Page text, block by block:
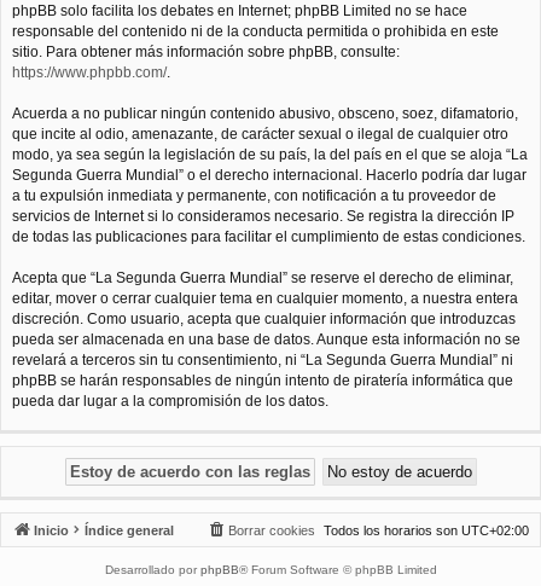
phpBB solo facilita los debates en Internet; phpBB Limited no se hace
responsable del contenido ni de la conducta permitida o prohibida en este
sitio. Para obtener más información sobre phpBB, consulte:
https://www.phpbb.com/.
Acuerda a no publicar ningún contenido abusivo, obsceno, soez, difamatorio,
que incite al odio, amenazante, de carácter sexual o ilegal de cualquier otro
modo, ya sea según la legislación de su país, la del país en el que se aloja “La
Segunda Guerra Mundial” o el derecho internacional. Hacerlo podría dar lugar
a tu expulsión inmediata y permanente, con notificación a tu proveedor de
servicios de Internet si lo consideramos necesario. Se registra la dirección IP
de todas las publicaciones para facilitar el cumplimiento de estas condiciones.
Acepta que “La Segunda Guerra Mundial” se reserve el derecho de eliminar,
editar, mover o cerrar cualquier tema en cualquier momento, a nuestra entera
discreción. Como usuario, acepta que cualquier información que introduzcas
pueda ser almacenada en una base de datos. Aunque esta información no se
revelará a terceros sin tu consentimiento, ni “La Segunda Guerra Mundial” ni
phpBB se harán responsables de ningún intento de piratería informática que
pueda dar lugar a la compromisión de los datos.
Inicio Índice general Todos los horarios son UTC+02:00
Borrar cookies
Desarrollado por phpBB® Forum Software © phpBB Limited